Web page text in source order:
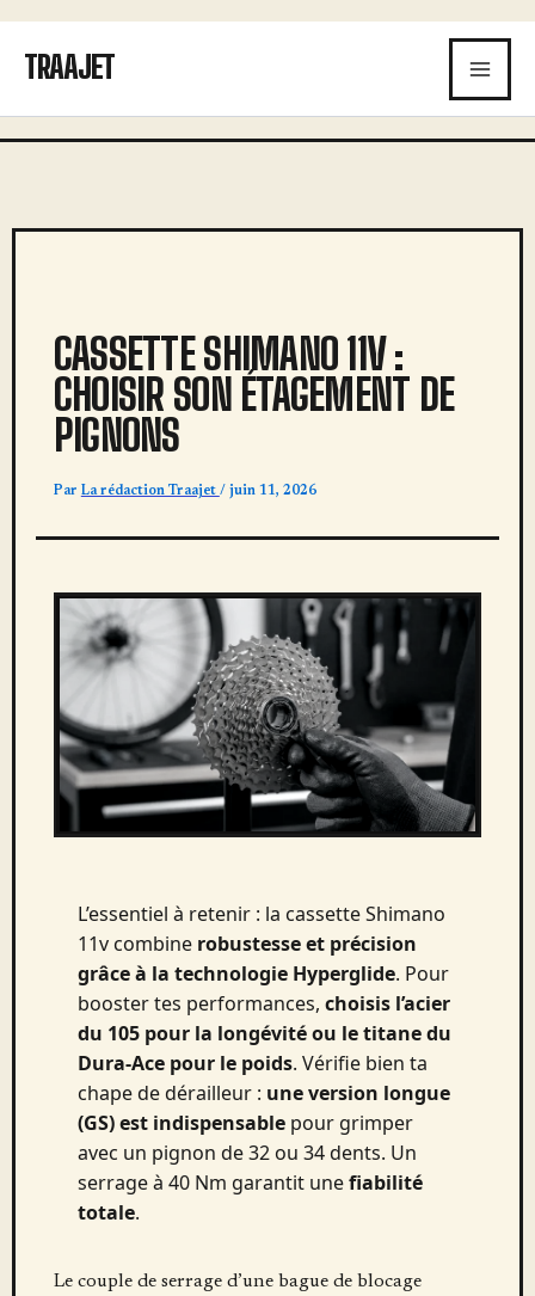
contenu
TRAAJET
CASSETTE SHIMANO 11V :
CHOISIR SON ÉTAGEMENT DE
PIGNONS
Par La rédaction Traajet / juin 11, 2026
L’essentiel à retenir : la cassette Shimano
11v combine robustesse et précision
grâce à la technologie Hyperglide. Pour
booster tes performances, choisis l’acier
du 105 pour la longévité ou le titane du
Dura-Ace pour le poids. Vérifie bien ta
chape de dérailleur : une version longue
(GS) est indispensablepour grimper
avec un pignon de 32 ou 34 dents. Un
serrage à 40 Nm garantit unefiabilité
totale.
Le couple de serrage d’une bague de blocage